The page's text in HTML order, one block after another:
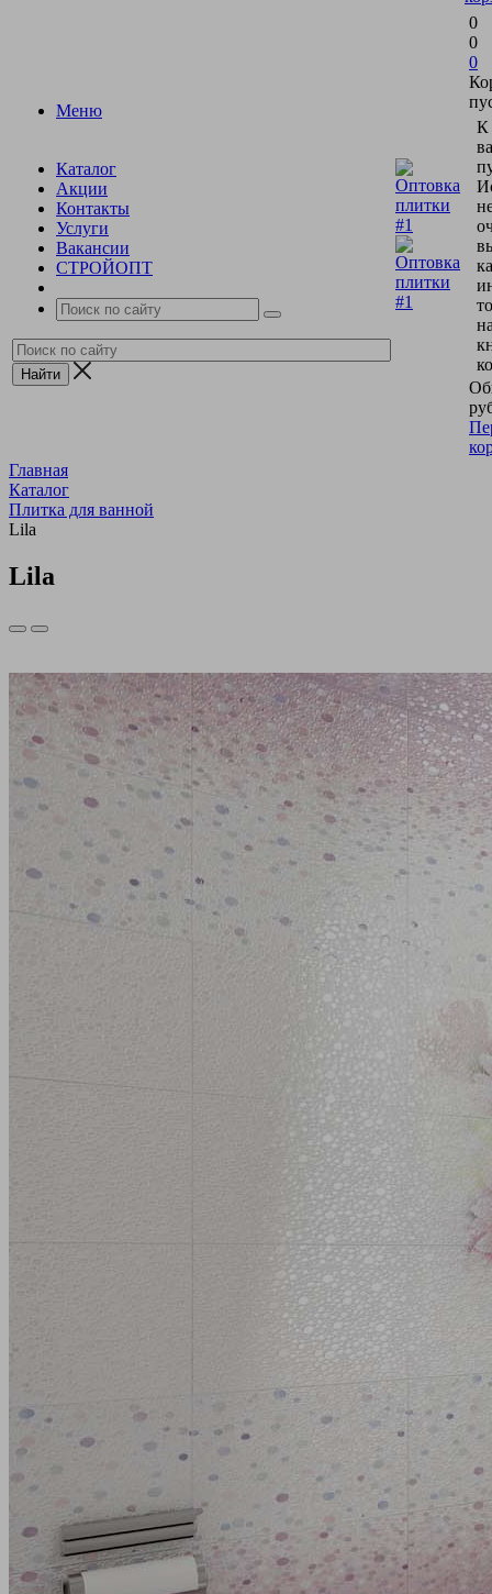
Меню
Каталог
Акции
Контакты
Услуги
Вакансии
СТРОЙОПТ
0
0
0
К
Главная
Каталог
Плитка для ванной
Lila
Lila